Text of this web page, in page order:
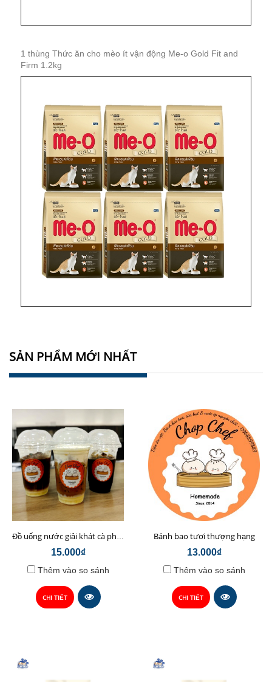
1 thùng Thức ăn cho mèo ít vận động Me-o Gold Fit and
Firm 1.2kg
SẢN PHẨM MỚI NHẤT
Đồ uống nước giải khát cà phê sữa hạt Chop Chef
15.000₫
Thêm vào so sánh
CHI TIẾT
Bánh bao tươi thượng hạng
13.000₫
Thêm vào so sánh
CHI TIẾT